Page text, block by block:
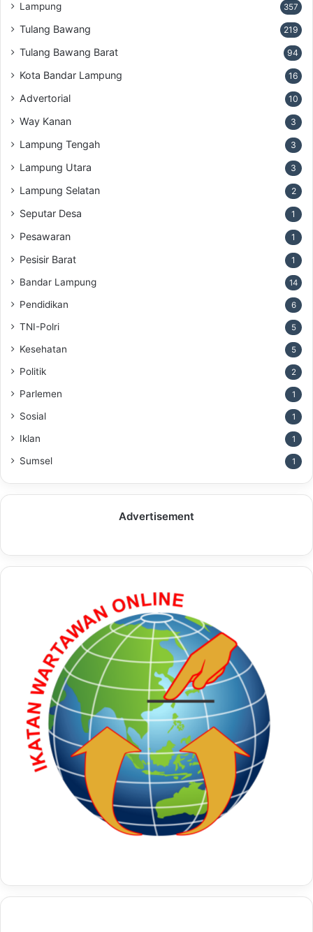
Lampung 357
Tulang Bawang 219
Tulang Bawang Barat 94
Kota Bandar Lampung 16
Advertorial 10
Way Kanan 3
Lampung Tengah 3
Lampung Utara 3
Lampung Selatan 2
Seputar Desa 1
Pesawaran 1
Pesisir Barat 1
Bandar Lampung 14
Pendidikan 6
TNI-Polri 5
Kesehatan 5
Politik 2
Parlemen 1
Sosial 1
Iklan 1
Sumsel 1
Advertisement